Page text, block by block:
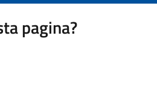
pagina?